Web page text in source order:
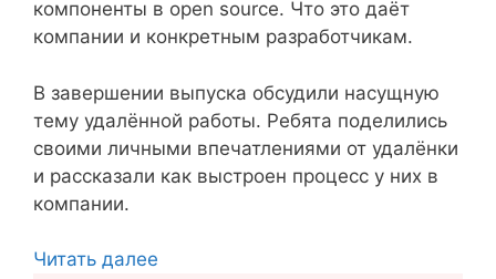
компоненты в open source. Что это даёт
компании и конкретным разработчикам.
В завершении выпуска обсудили насущную
тему удалённой работы. Ребята поделились
своими личными впечатлениями от удалёнки
и рассказали как выстроен процесс у них в
компании.
Читать далее